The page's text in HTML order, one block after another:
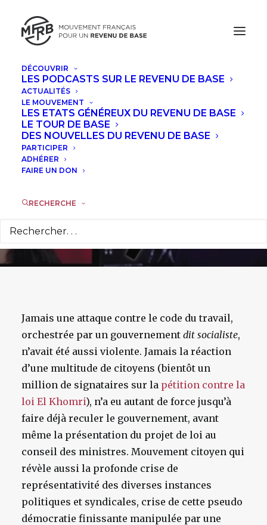
DÉCOUVRIR
LES PODCASTS SUR LE REVENU DE BASE
ACTUALITÉS
LE MOUVEMENT
LES ETATS GÉNÉREUX DU REVENU DE BASE
LE TOUR DE BASE
DES NOUVELLES DU REVENU DE BASE
PARTICIPER
ADHÉRER
FAIRE UN DON
RECHERCHE
Loi El Khomri : On
vaut mieux que ça !
Jamais une attaque contre le code du travail,
orchestrée par un gouvernement dit socialiste,
n’avait été aussi violente. Jamais la réaction
d’une multitude de citoyens (bientôt un
million de signataires sur la pétition contre la
loi El Khomri), n’a eu autant de force jusqu’à
faire déjà reculer le gouvernement, avant
même la présentation du projet de loi au
conseil des ministres. Mouvement citoyen qui
révèle aussi la profonde crise de
représentativité des diverses instances
politiques et syndicales, crise de cette pseudo
démocratie finissante manipulée par une